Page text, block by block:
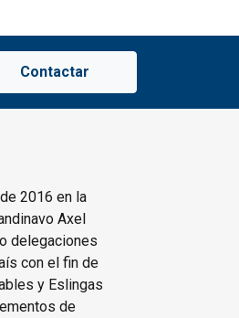
Contactar
2016 en la
Axel
delegaciones
con el fin de
y Eslingas
de